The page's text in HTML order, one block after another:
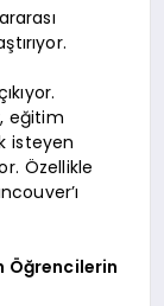
eğitim
isteyen
Özellikle
Öğrencilerin